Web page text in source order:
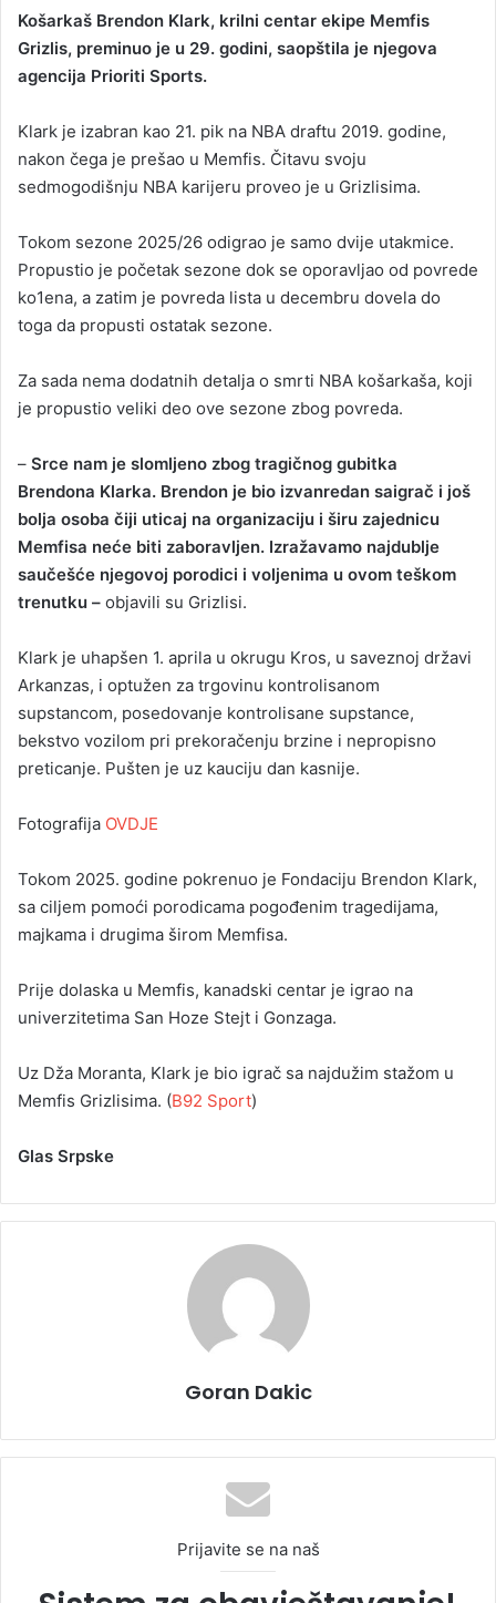
Košarkaš Brendon Klark, krilni centar ekipe Memfis
Grizlis, preminuo je u 29. godini, saopštila je njegova
agencija Prioriti Sports.
Klark je izabran kao 21. pik na NBA draftu 2019. godine,
nakon čega je prešao u Memfis. Čitavu svoju
sedmogodišnju NBA karijeru proveo je u Grizlisima.
Tokom sezone 2025/26 odigrao je samo dvije utakmice.
Propustio je početak sezone dok se oporavljao od povrede
ko1ena, a zatim je povreda lista u decembru dovela do
toga da propusti ostatak sezone.
Za sada nema dodatnih detalja o smrti NBA košarkaša, koji
je propustio veliki deo ove sezone zbog povreda.
– Srce nam je slomljeno zbog tragičnog gubitka
Brendona Klarka. Brendon je bio izvanredan saigrač i još
bolja osoba čiji uticaj na organizaciju i širu zajednicu
Memfisa neće biti zaboravljen. Izražavamo najdublje
saučešće njegovoj porodici i voljenima u ovom teškom
trenutku – objavili su Grizlisi.
Klark je uhapšen 1. aprila u okrugu Kros, u saveznoj državi
Arkanzas, i optužen za trgovinu kontrolisanom
supstancom, posedovanje kontrolisane supstance,
bekstvo vozilom pri prekoračenju brzine i nepropisno
preticanje. Pušten je uz kauciju dan kasnije.
Fotografija OVDJE
Tokom 2025. godine pokrenuo je Fondaciju Brendon Klark,
sa ciljem pomoći porodicama pogođenim tragedijama,
majkama i drugima širom Memfisa.
Prije dolaska u Memfis, kanadski centar je igrao na
univerzitetima San Hoze Stejt i Gonzaga.
Uz Dža Moranta, Klark je bio igrač sa najdužim stažom u
Memfis Grizlisima. (B92 Sport)
Glas Srpske
Goran Dakic
Prijavite se na naš